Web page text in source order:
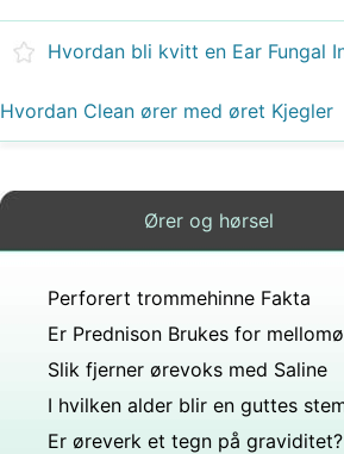
Hvordan Clean ører med øret Kjegler
Ører og hørsel
Perforert trommehinne Fakta
Slik fjerner ørevoks med Saline
Er øreverk et tegn på graviditet?